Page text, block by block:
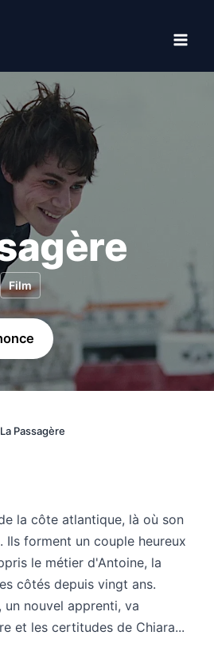
Film
La Passagère
la côte atlantique, là où son
Ils forment un couple heureux
le métier d'Antoine, la
côtés depuis vingt ans.
un nouvel apprenti, va
et les certitudes de Chiara...